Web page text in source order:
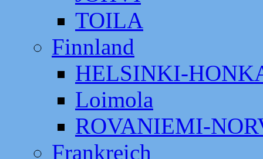
TOILA
Finnland
HELSINKI-
Loimola
ROVANIEMI-
Frankreich